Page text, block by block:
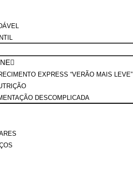
EXPRESS “VERÃO MAIS LEVE”
DESCOMPLICADA